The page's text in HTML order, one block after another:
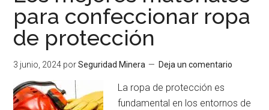
de
para confeccionar ropa
de protección
3 junio, 2024 porSeguridad Minera Deja un comentario
La ropa de protección es
fundamental en los entornos de